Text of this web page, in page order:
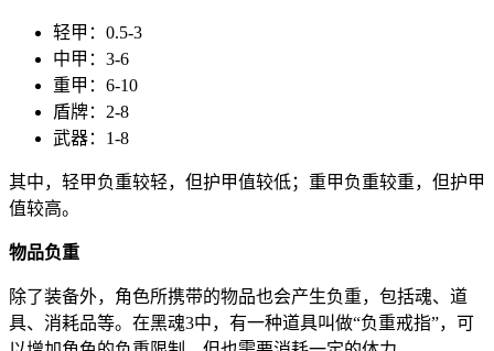
轻甲：0.5-3
中甲：3-6
重甲：6-10
盾牌：2-8
武器：1-8
其中，轻甲负重较轻，但护甲值较低；重甲负重较重，但护甲
值较高。
物品负重
除了装备外，角色所携带的物品也会产生负重，包括魂、道
具、消耗品等。在黑魂3中，有一种道具叫做“负重戒指”，可